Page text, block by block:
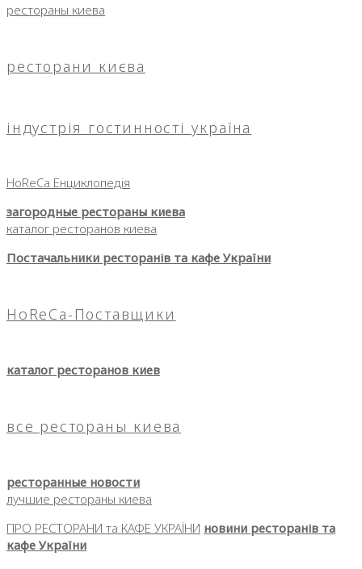
рестораны киева
ресторани києва
індустрія гостинності україна
HoReCa Енциклопедія
загородные рестораны киева
каталог ресторанов киева
Постачальники ресторанів та кафе України
HoReCa-Поставщики
каталог ресторанов киев
все рестораны киева
ресторанные новости
лучшие рестораны киева
ПРО РЕСТОРАНИ та КАФЕ УКРАЇНИ новини ресторанів та
кафе України